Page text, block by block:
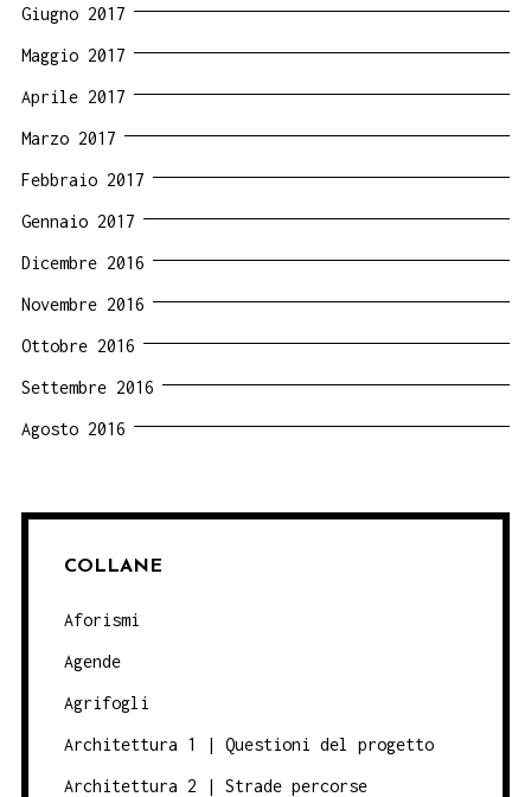
Giugno 2017
Maggio 2017
Aprile 2017
Marzo 2017
Febbraio 2017
Gennaio 2017
Dicembre 2016
Novembre 2016
Ottobre 2016
Settembre 2016
Agosto 2016
COLLANE
Aforismi
Agende
Agrifogli
Architettura 1 | Questioni del progetto
Architettura 2 | Strade percorse